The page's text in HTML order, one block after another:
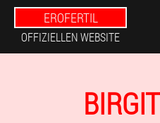
EROFERTIL
OFFIZIELLEN WEBSITE